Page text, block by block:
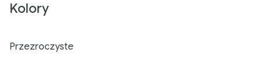
Kolory
Przezroczyste